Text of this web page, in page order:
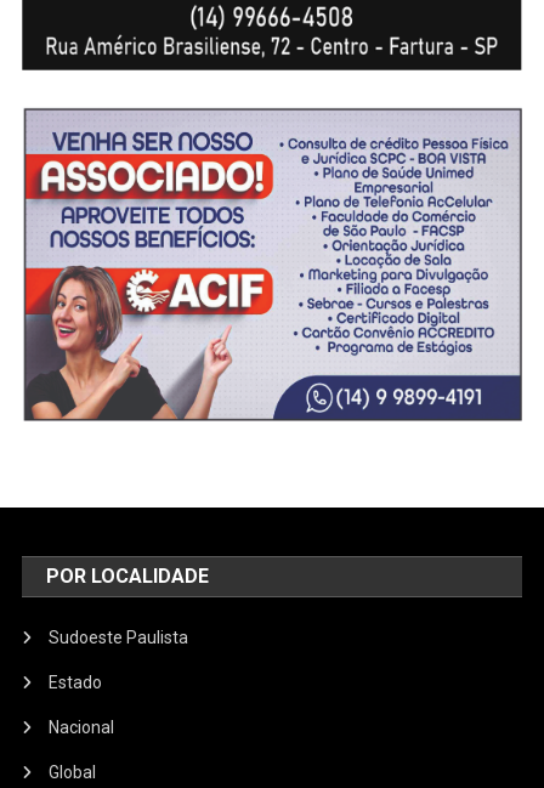
POR LOCALIDADE
Sudoeste Paulista
Estado
Nacional
Global